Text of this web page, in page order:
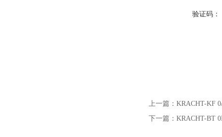
验证码：
上一篇： KRACHT-KF
下一篇： KRACHT-BT